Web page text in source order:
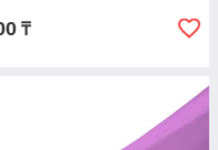
сотрудничества.
₸